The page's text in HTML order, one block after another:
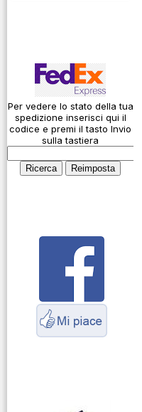
Action Cam
Alimentatori
Caricabatterie
Amplificatori
lineari
Antenne
Adattatori
Contenitori per
Dash Cam
Fototrappole
Codice Q
Come si usa un
cavo
Connessioni
microfoniche
Cosa è l' ADS-B
antenne e cavi
Servizio
Radioelettrico
Per vedere lo stato della tua
spedizione inserisci qui il
codice e premi il tasto Invio
sulla tastiera